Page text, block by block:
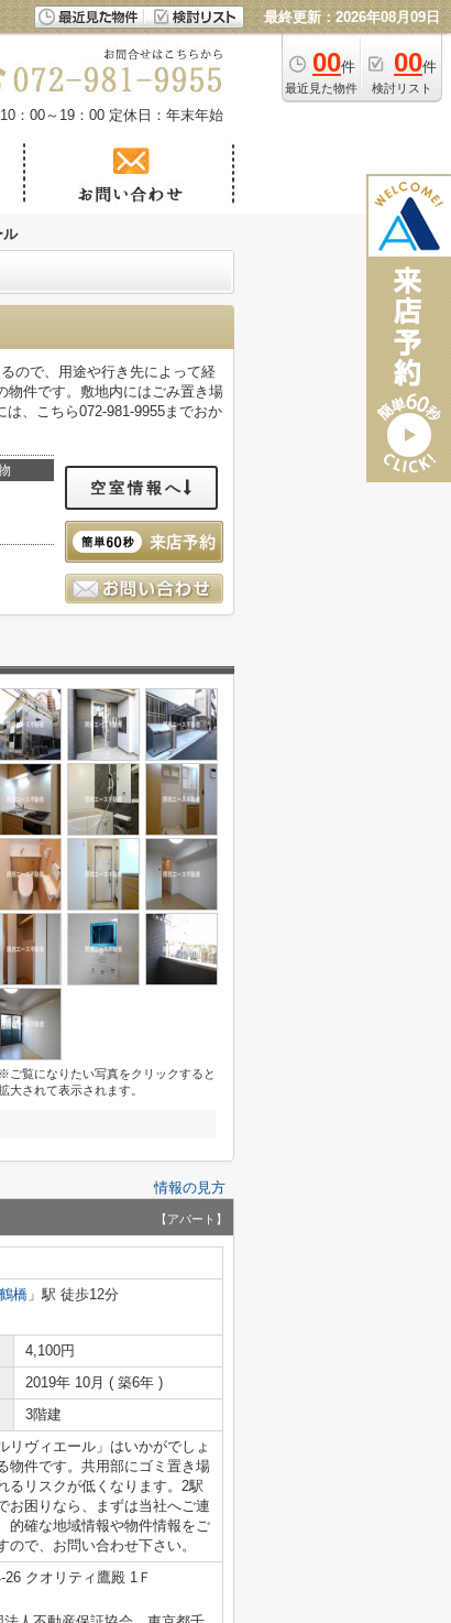
最終更新：2026年08月09日
00件
最近見た物件
00件
検討リスト
：00～19：00 定休日：年末年始
ル
ので、用途や行き先によって経
物件です。敷地内にはごみ置き場
、こちら072-981-9955までおか
空室情報へ
※ご覧になりたい写真をクリックすると
大されて表示されます。
情報の見方
【アパート】
鶴橋 」駅 徒歩12分
4,100円
2019年 10月 ( 築6年 )
3階建
リヴィエール」はいかがでしょ
物件です。共用部にゴミ置き場
るリスクが低くなります。2駅
お困りなら、まずは当社へご連
的確な地域情報や物件情報をご
で、お問い合わせ下さい。
クオリティ鷹殿 1Ｆ